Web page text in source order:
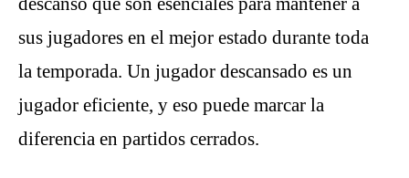
sus jugadores en el mejor estado durante toda
la temporada. Un jugador descansado es un
jugador eficiente, y eso puede marcar la
diferencia en partidos cerrados.